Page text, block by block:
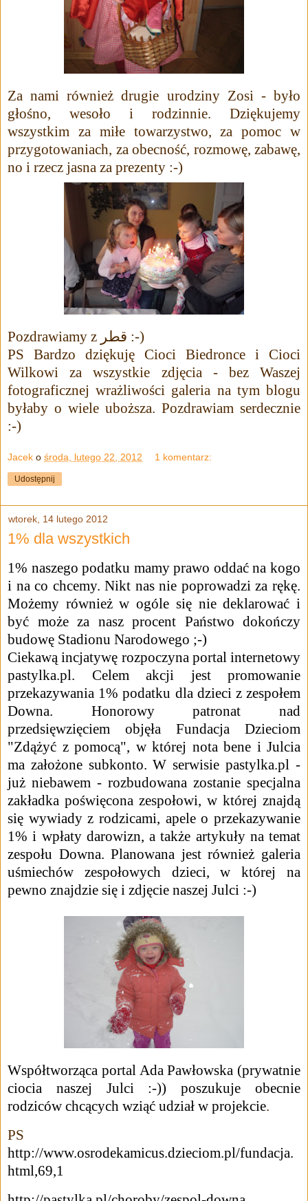
Za nami również drugie urodziny Zosi - było
głośno, wesoło i rodzinnie. Dziękujemy
wszystkim za miłe towarzystwo, za pomoc w
przygotowaniach, za obecność, rozmowę, zabawę,
no i rzecz jasna za prezenty :-)
Pozdrawiamy z قطر :-)
PS Bardzo dziękuję Cioci Biedronce i Cioci
Wilkowi za wszystkie zdjęcia - bez Waszej
fotograficznej wrażliwości galeria na tym blogu
byłaby o wiele uboższa. Pozdrawiam serdecznie
:-)
Jacek o środa, lutego 22, 2012 1 komentarz:
Udostępnij
wtorek, 14 lutego 2012
1% dla wszystkich
1% naszego podatku mamy prawo oddać na kogo
i na co chcemy. Nikt nas nie poprowadzi za rękę.
Możemy również w ogóle się nie deklarować i
być może za nasz procent Państwo dokończy
budowę Stadionu Narodowego ;-)
Ciekawą incjatywę rozpoczyna portal internetowy
pastylka.pl. Celem akcji jest promowanie
przekazywania 1% podatku dla dzieci z zespołem
Downa. Honorowy patronat nad
przedsięwzięciem objęła Fundacja Dzieciom
"Zdążyć z pomocą", w której nota bene i Julcia
ma założone subkonto. W serwisie pastylka.pl -
już niebawem - rozbudowana zostanie specjalna
zakładka poświęcona zespołowi, w której znajdą
się wywiady z rodzicami, apele o przekazywanie
1% i wpłaty darowizn, a także artykuły na temat
zespołu Downa. Planowana jest również galeria
uśmiechów zespołowych dzieci, w której na
pewno znajdzie się i zdjęcie naszej Julci :-)
Współtworząca portal Ada Pawłowska (prywatnie
ciocia naszej Julci :-)) poszukuje obecnie
rodziców chcących wziąć udział w projekcie.
PS
http://www.osrodekamicus.dzieciom.pl/fundacja.
html,69,1